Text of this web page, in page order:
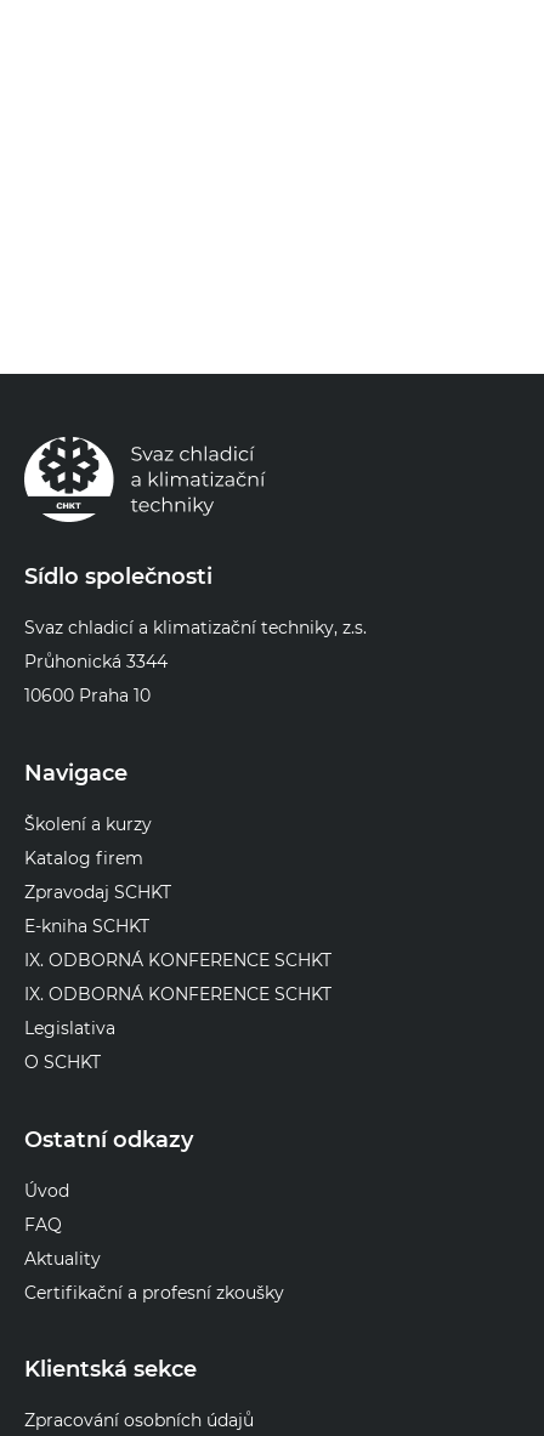
Sídlo společnosti
Svaz chladicí a klimatizační techniky, z.s.
Průhonická 3344
10600 Praha 10
Navigace
Školení a kurzy
Katalog firem
Zpravodaj SCHKT
E-kniha SCHKT
IX. ODBORNÁ KONFERENCE SCHKT
IX. ODBORNÁ KONFERENCE SCHKT
Legislativa
O SCHKT
Ostatní odkazy
Úvod
FAQ
Aktuality
Certifikační a profesní zkoušky
Klientská sekce
Zpracování osobních údajů